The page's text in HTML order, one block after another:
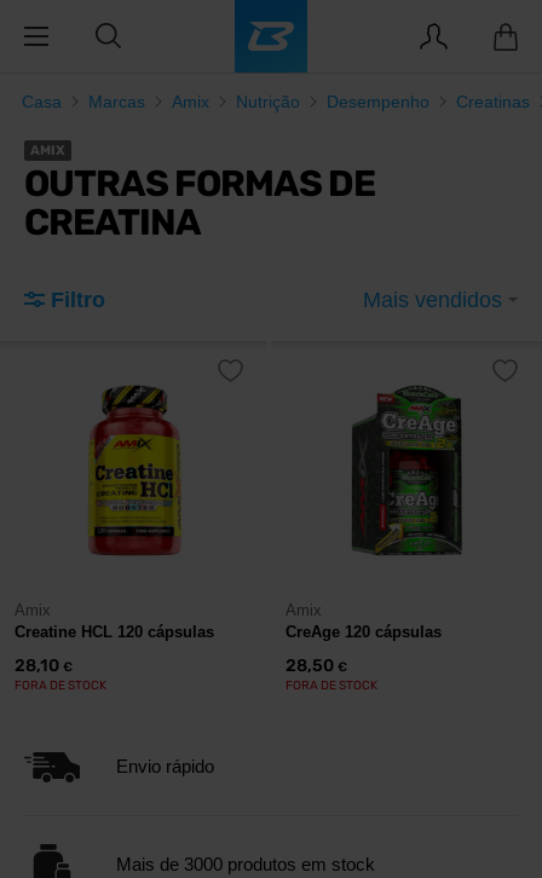
Casa Marcas Amix Nutrição Desempenho Creatinas
AMIX
OUTRAS FORMAS DE
CREATINA
Filtro Mais vendidos
Amix
Creatine HCL 120 cápsulas
28,10 €
FORA DE STOCK
Amix
CreAge 120 cápsulas
28,50 €
FORA DE STOCK
Envio rápido
Mais de 3000 produtos em stock